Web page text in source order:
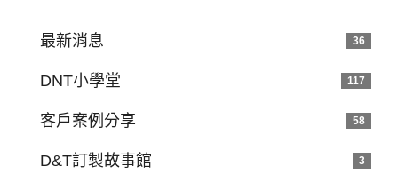
最新消息 36
DNT小學堂 117
客戶案例分享 58
D&T訂製故事館 3